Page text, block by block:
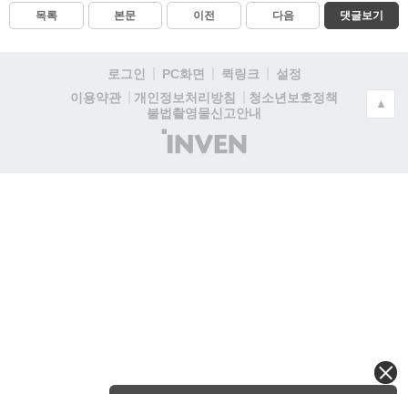
목록 본문 이전 다음 댓글보기
로그인 PC화면 퀵링크
설정
이용약관
개인정보처리방침
청소년보호정책
불법촬영물신고안내
(주)
인
▲